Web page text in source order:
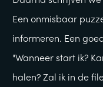
Een onmisbaar
informeren. Een
"Wanneer start ik?
halen? Zal ik in de